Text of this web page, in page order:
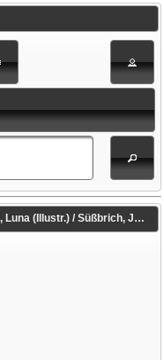
Lily links außen (Ainsworth, Eve / Valentine, Luna (Illustr.) / Süßbrich, Julia (Übers.) / Valentine, Luna (Einbandgest.))